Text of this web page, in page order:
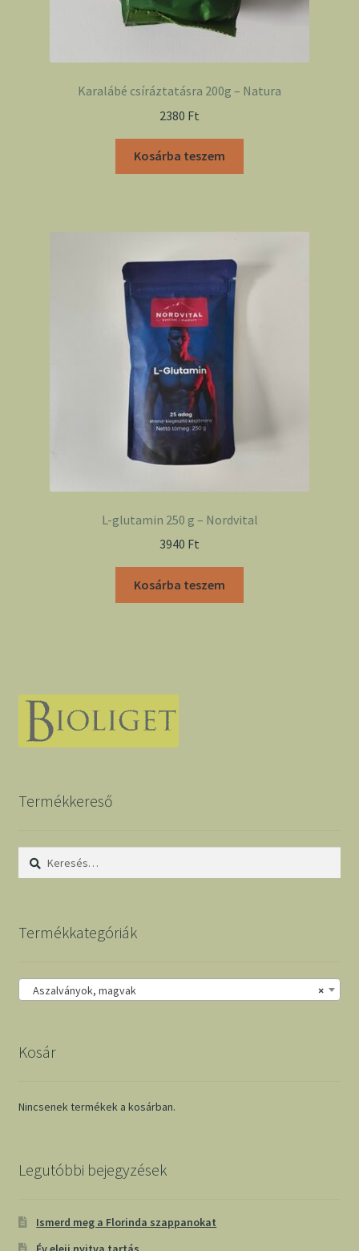
Karalábé csíráztatásra 200g – Natura
2380 Ft
Kosárba teszem
L-glutamin 250 g – Nordvital
3940 Ft
Kosárba teszem
Termékkereső
Keresés:
Termékkategóriák
×
Aszalványok, magvak
Kosár
Nincsenek termékek a kosárban.
Legutóbbi bejegyzések
Ismerd meg a Florinda szappanokat